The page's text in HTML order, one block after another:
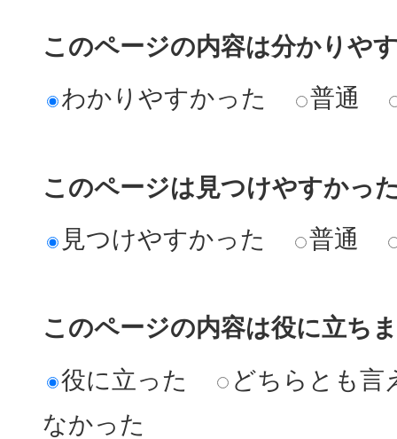
このページの内容は分かりや
わかりやすかった
普通
このページは見つけやすかっ
見つけやすかった
普通
このページの内容は役に立ち
役に立った
どちらとも言
なかった